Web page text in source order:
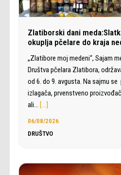
Zlatiborski dani
okuplja pčelare do kraja
„Zlatibore moj medeni“, Sajam
Društva pčelara Zlatibora,
od 6. do 9. avgusta. Na sajmu
izlagača, prvenstveno
ali… […]
06/08/2026
DRUŠTVO